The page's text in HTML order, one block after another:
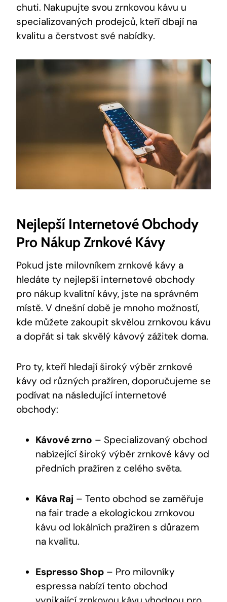
chuti. Nakupujte svou zrnkovou kávu u
specializovaných prodejců, kteří dbají na
kvalitu a čerstvost své nabídky.
Nejlepší Internetové Obchody
Pro Nákup Zrnkové Kávy
Pokud jste milovníkem zrnkové kávy a
hledáte ty nejlepší internetové obchody
pro nákup kvalitní kávy, jste na správném
místě. V dnešní době je mnoho možností,
kde můžete zakoupit skvělou zrnkovou kávu
a dopřát si tak skvělý kávový zážitek doma.
Pro ty, kteří hledají široký výběr zrnkové
kávy od různých pražíren, doporučujeme se
podívat na následující internetové
obchody:
Kávové zrno – Specializovaný obchod
nabízející široký výběr zrnkové kávy od
předních pražíren z celého světa.
Káva Raj – Tento obchod se zaměřuje
na fair trade a ekologickou zrnkovou
kávu od lokálních pražíren s důrazem
na kvalitu.
Espresso Shop – Pro milovníky
espressa nabízí tento obchod